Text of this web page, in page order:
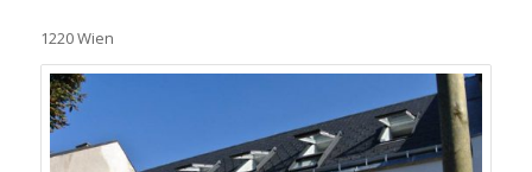
1220 Wien